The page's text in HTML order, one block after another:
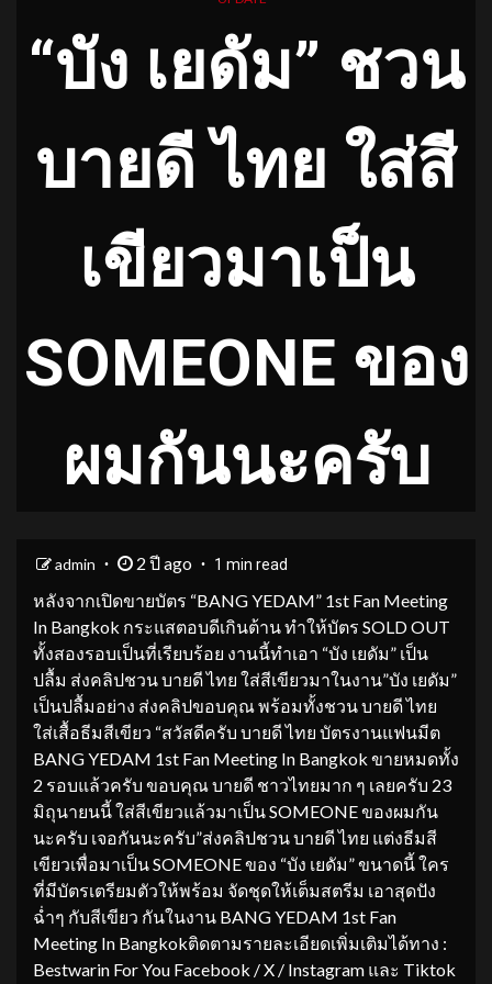
“บัง เยดัม” ชวน
บายดี ไทย ใส่สี
เขียวมาเป็น
SOMEONE ของ
ผมกันนะครับ
admin 2 ปี ago 1 min read
หลังจากเปิดขายบัตร “BANG YEDAM” 1st Fan Meeting
In Bangkok กระแสตอบดีเกินต้าน ทำให้บัตร SOLD OUT
ทั้งสองรอบเป็นที่เรียบร้อย งานนี้ทำเอา “บัง เยดัม” เป็น
ปลื้ม ส่งคลิปชวน บายดี ไทย ใส่สีเขียวมาในงาน”บัง เยดัม”
เป็นปลื้มอย่าง ส่งคลิปขอบคุณ พร้อมทั้งชวน บายดี ไทย
ใส่เสื้อธีมสีเขียว “สวัสดีครับ บายดี ไทย บัตรงานแฟนมีต
BANG YEDAM 1st Fan Meeting In Bangkok ขายหมดทั้ง
2 รอบแล้วครับ ขอบคุณ บายดี ชาวไทยมาก ๆ เลยครับ 23
มิถุนายนนี้ ใส่สีเขียวแล้วมาเป็น SOMEONE ของผมกัน
นะครับ เจอกันนะครับ”ส่งคลิปชวน บายดี ไทย แต่งธีมสี
เขียวเพื่อมาเป็น SOMEONE ของ “บัง เยดัม” ขนาดนี้ ใคร
ที่มีบัตรเตรียมตัวให้พร้อม จัดชุดให้เต็มสตรีม เอาสุดปัง
ฉ่ำๆ กับสีเขียว กันในงาน BANG YEDAM 1st Fan
Meeting In Bangkokติดตามรายละเอียดเพิ่มเติมได้ทาง :
Bestwarin For You Facebook / X / Instagram และ Tiktok